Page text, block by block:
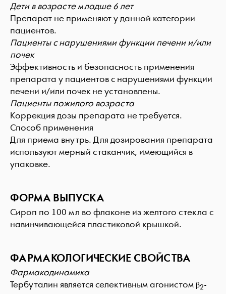
Дети в возрасте младше 6 лет
Препарат не применяют у данной категории
пациентов.
Пациенты с нарушениями функции печени и/или
почек
Эффективность и безопасность применения
препарата у пациентов с нарушениями функции
печени и/или почек не установлены.
Пациенты пожилого возраста
Коррекция дозы препарата не требуется.
Способ применения
Для приема внутрь. Для дозирования препарата
используют мерный стаканчик, имеющийся в
упаковке.
ФОРМА ВЫПУСКА
Сироп по 100 мл во флаконе из желтого стекла с
навинчивающейся пластиковой крышкой.
ФАРМАКОЛОГИЧЕСКИЕ СВОЙСТВА
Фармакодинамика
Тербуталин является селективным агонистом β2-